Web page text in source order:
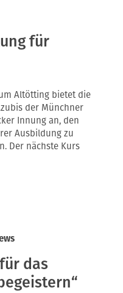
für
Altötting bietet die
der Münchner
Innung an, den
Ausbildung zu
Der nächste Kurs
das